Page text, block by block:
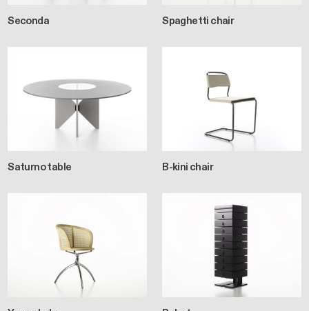
Seconda Spaghetti chair
Saturno table B-kini chair